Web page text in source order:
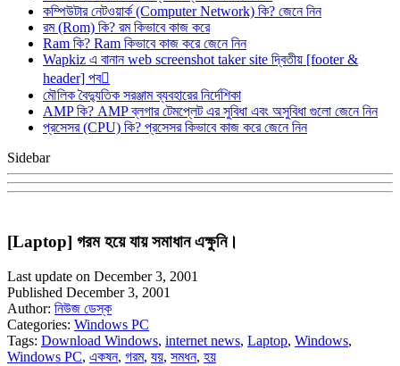
কম্পিউটার নেটওয়ার্ক (Computer Network) কি? জেনে নিন
রম (Rom) কি? রম কিভাবে কাজ করে
Ram কি? Ram কিভাবে কাজ করে জেনে নিন
Wapkiz এ বানান web screenshot taker site দ্বিতীয় [footer &
header] পব
মৌলিক বৈদ্যুতিক সরঞ্জাম ব্যবহারের নির্দেশিকা
AMP কি? AMP ব্লগার টেমপ্লেট এর সুবিধা এবং অসুবিধা গুলো জেনে নিন
প্রসেসর (CPU) কি? প্রসেসর কিভাবে কাজ করে জেনে নিন
Sidebar
[Laptop] গরম হয়ে যায় সমাধান এক্ষুনি।
Last update on December 3, 2001
Published December 3, 2001
Author: নিউজ ডেস্ক
Categories: Windows PC
Tags: Download Windows, internet news, Laptop, Windows,
Windows PC, একষন, গরম, যয়, সমধন, হয়